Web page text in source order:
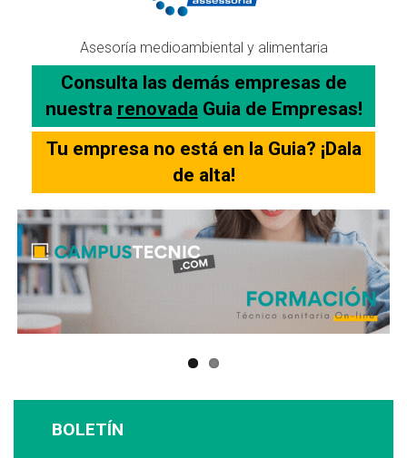
Asesoría medioambiental y alimentaria
Consulta las demás empresas de
nuestra renovadaGuia de Empresas!
Tu empresa no está en la Guia? ¡Dala
de alta!
BOLETÍN